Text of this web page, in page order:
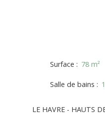
Surface : 78 m²
Salle de bains : 1
LE HAVRE - HAUTS